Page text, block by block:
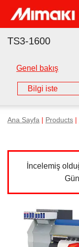
TS3-1600
Genel bakış
Bilgi iste
Ana Sayfa Products
İncelemiş